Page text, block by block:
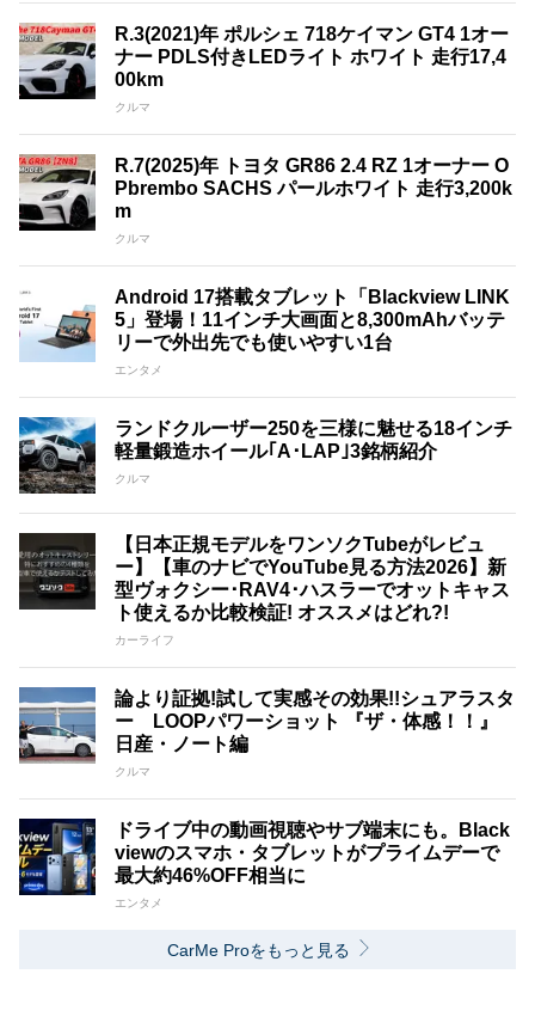
R.3(2021)年 ポルシェ 718ケイマン GT4 1オー
ナー PDLS付きLEDライト ホワイト 走行17,4
00km
クルマ
R.7(2025)年 トヨタ GR86 2.4 RZ 1オーナー O
Pbrembo SACHS パールホワイト 走行3,200k
m
クルマ
Android 17搭載タブレット「Blackview LINK
5」登場！11インチ大画面と8,300mAhバッテ
リーで外出先でも使いやすい1台
エンタメ
ランドクルーザー250を三様に魅せる18インチ
軽量鍛造ホイール｢A･LAP｣3銘柄紹介
クルマ
【日本正規モデルをワンソクTubeがレビュ
ー】【車のナビでYouTube見る方法2026】新
型ヴォクシー･RAV4･ハスラーでオットキャス
ト使えるか比較検証! オススメはどれ?!
カーライフ
論より証拠!試して実感その効果!!シュアラスタ
ー LOOPパワーショット 『ザ・体感！！』
日産・ノート編
クルマ
ドライブ中の動画視聴やサブ端末にも。Black
viewのスマホ・タブレットがプライムデーで
最大約46%OFF相当に
エンタメ
CarMe Proをもっと見る